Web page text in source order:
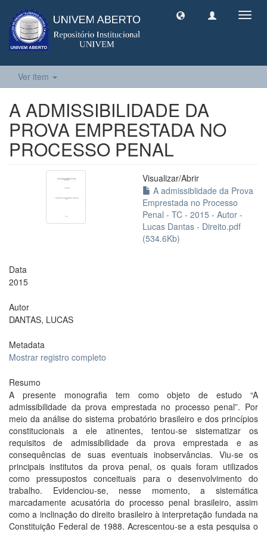
Ver item
A ADMISSIBILIDADE DA
PROVA EMPRESTADA NO
PROCESSO PENAL
Visualizar/Abrir
A admissiblidade da Prova
Emprestada no Processo
Penal - TC - 2015 - Autor -
Lucas Dantas - Direito.pdf
(534.6Kb)
Data
2015
Autor
DANTAS, LUCAS
Metadata
Mostrar registro completo
Resumo
A presente monografia tem como objeto de estudo “A
admissibilidade da prova emprestada no processo penal”. Por
meio da análise do sistema probatório brasileiro e dos princípios
constitucionais a ele atinentes, tentou-se sistematizar os
requisitos de admissibilidade da prova emprestada e as
consequências de suas eventuais inobservâncias. Viu-se os
principais institutos da prova penal, os quais foram utilizados
como pressupostos conceituais para o desenvolvimento do
trabalho. Evidenciou-se, nesse momento, a sistemática
marcadamente acusatória do processo penal brasileiro, assim
como a inclinação do direito brasileiro à interpretação fundada na
Constituição Federal de 1988. Acrescentou-se a esta pesquisa o